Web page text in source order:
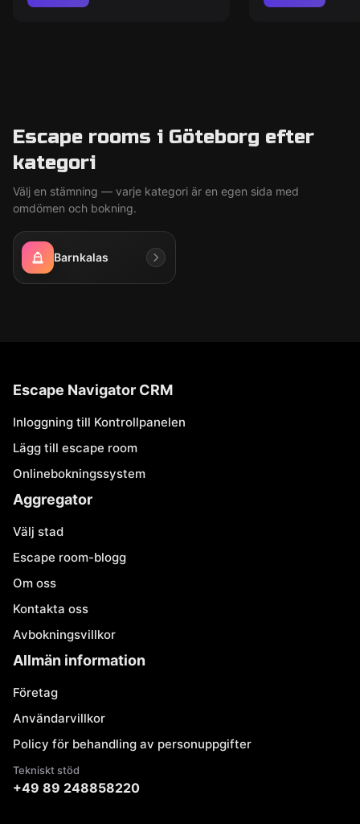
Escape rooms i Göteborg efter
kategori
Välj en stämning — varje kategori är en egen sida med
omdömen och bokning.
Barnkalas
Escape Navigator CRM
Inloggning till Kontrollpanelen
Lägg till escape room
Onlinebokningssystem
Aggregator
Välj stad
Escape room-blogg
Om oss
Kontakta oss
Avbokningsvillkor
Allmän information
Företag
Användarvillkor
Policy för behandling av personuppgifter
Tekniskt stöd
+49 89 248858220